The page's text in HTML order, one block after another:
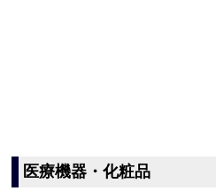
医療機器・化粧品